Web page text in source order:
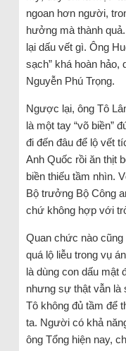
ngoan hơn người,
hưởng mà thành
lại dấu vết gì. Ông
sạch” khá hoàn hảo,
Nguyễn Phú Trọng.
Ngược lại, ông Tô
là một tay “võ biền”
đi đến đâu để lộ vết
Anh Quốc rồi ăn thịt
biền thiếu tầm nhìn.
Bộ trưởng Bộ Công
chứ không hợp với
Quan chức nào cũng
quá lộ liễu trong vụ
là dùng con dấu mật
nhưng sự thật vẫn là
Tô không đủ tầm để
ta. Người có khả
ông Tổng hiện nay,